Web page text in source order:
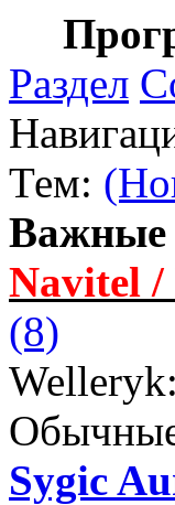
Раздел
Тем:
Важные
Navitel /
(8)
Sygic